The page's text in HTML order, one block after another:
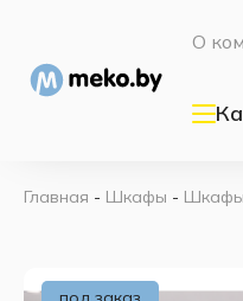
О
Главная - Шкафы -